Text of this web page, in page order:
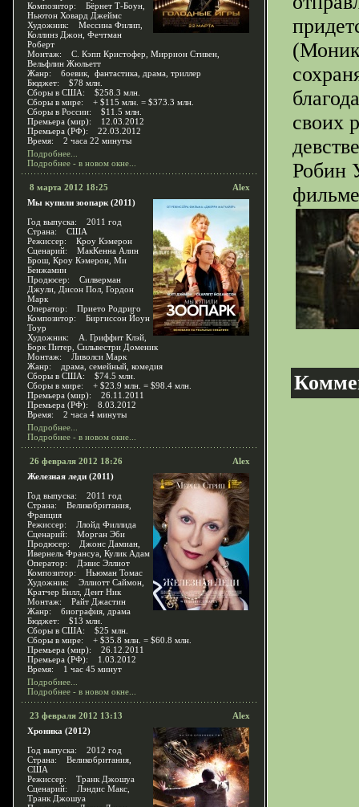
Композитор: Бёрнет Т-Боун,
Ньютон Ховард Джеймс
Художник: Мессина Филип,
Коллинз Джон, Фечтман
Роберт
Монтаж: С. Кэпп Кристофер, Миррион Стивен,
Вельфлин Жюльетт
Жанр: боевик, фантастика, драма, триллер
Бюджет: $78 млн.
Сборы в США: $258.3 млн.
Сборы в мире: + $115 млн. = $373.3 млн.
Сборы в России: $11.5 млн.
Премьера (мир): 12.03.2012
Премьера (РФ): 22.03.2012
Время: 2 часа 22 минуты
Подробнее...
Подробнее - в новом окне...
8 марта 2012 18:25
Alex
Мы купили зоопарк (2011)
Год выпуска: 2011 год
Страна: США
Режиссер: Кроу Кэмерон
Сценарий: МакКенна Алин
Брош, Кроу Кэмерон, Ми
Бенжамин
Продюсер: Силверман
Джули, Дисон Пол, Гордон
Марк
Оператор: Прието Родриго
Композитор: Биргиссон Йоун
Тоур
Художник: А. Гриффит Клэй,
Борк Питер, Сильвестри Доменик
Монтаж: Ливолси Марк
Жанр: драма, семейный, комедия
Сборы в США: $74.5 млн.
Сборы в мире: + $23.9 млн. = $98.4 млн.
Премьера (мир): 26.11.2011
Премьера (РФ): 8.03.2012
Время: 2 часа 4 минуты
Подробнее...
Подробнее - в новом окне...
26 февраля 2012 18:26
Alex
Железная леди (2011)
Год выпуска: 2011 год
Страна: Великобритания,
Франция
Режиссер: Ллойд Филлида
Сценарий: Морган Эби
Продюсер: Джонс Дамиан,
Ивернель Франсуа, Кулик Адам
Оператор: Дэвис Эллиот
Композитор: Ньюман Томас
Художник: Эллиотт Саймон,
Кратчер Билл, Дент Ник
Монтаж: Райт Джастин
Жанр: биография, драма
Бюджет: $13 млн.
Сборы в США: $25 млн.
Сборы в мире: + $35.8 млн. = $60.8 млн.
Премьера (мир): 26.12.2011
Премьера (РФ): 1.03.2012
Время: 1 час 45 минут
Подробнее...
Подробнее - в новом окне...
23 февраля 2012 13:13
Alex
Хроника (2012)
Год выпуска: 2012 год
Страна: Великобритания,
США
Режиссер: Транк Джошуа
Сценарий: Лэндис Макс,
Транк Джошуа
своих
Робин